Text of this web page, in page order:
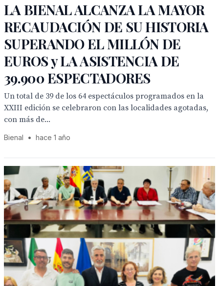
LA BIENAL ALCANZA LA MAYOR
RECAUDACIÓN DE SU HISTORIA
SUPERANDO EL MILLÓN DE
EUROS y LA ASISTENCIA DE
39.900 ESPECTADORES
Un total de 39 de los 64 espectáculos programados en la
XXIII edición se celebraron con las localidades agotadas,
con más de...
Bienal • hace 1 año